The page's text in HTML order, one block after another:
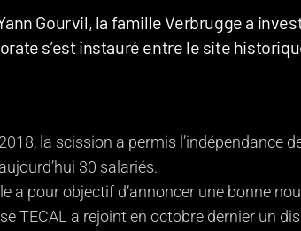
Gourvil, la famille Verbrugge a
s’est instauré entre le site
la scission a permis l’indépendance
30 salariés.
a pour objectif d’annoncer une bonne
TECAL a rejoint en octobre dernier un